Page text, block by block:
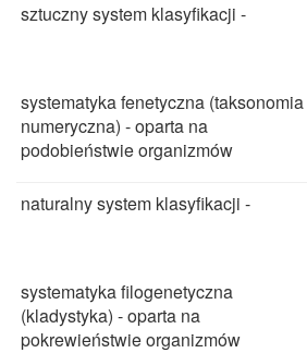
sztuczny system klasyfikacji -
systematyka fenetyczna (taksonomia
numeryczna) - oparta na
podobieństwie organizmów
naturalny system klasyfikacji -
systematyka filogenetyczna
(kladystyka) - oparta na
pokrewieństwie organizmów